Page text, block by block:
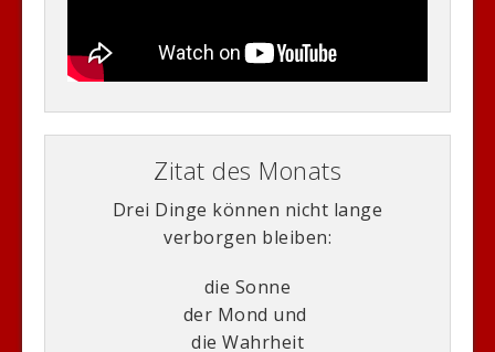
Zitat des Monats
Drei Dinge können nicht lange
verborgen bleiben:
die Sonne
der Mond und
die Wahrheit